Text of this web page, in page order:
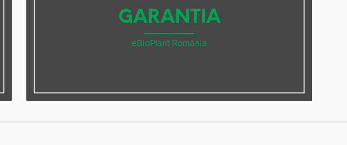
GARANTIA
eBioPlant România